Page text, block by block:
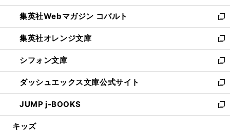
開
く
ウ
で
開
く
ン
ド
ウ
で
開
く
ウ
ィ
ン
ド
ウ
で
開
く
集英社Webマガジン コバルト
新
し
い
ウ
ィ
ン
ド
ウ
で
開
集英社オレンジ文庫
新
し
い
ウ
ィ
ン
ド
ウ
シフォン文庫
新
し
い
ウ
ィ
ン
ダッシュエックス文庫公式サイト
新
し
い
ウ
JUMP j-BOOKS
新
し
キッズ